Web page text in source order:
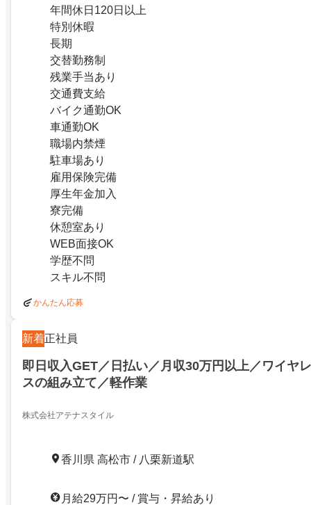
年間休日120日以上
特別休暇
長期
交替勤務制
残業手当あり
交通費支給
バイク通勤OK
車通勤OK
職場内禁煙
駐車場あり
雇用保険完備
厚生年金加入
寮完備
休憩室あり
WEB面接OK
学歴不問
スキル不問
かんたん応募
新着正社員
即日収入GET／日払い／月収30万円以上／ワイヤ
スの組み立て／軽作業
株式会社アテナスタイル
香川県 高松市 / 八栗新道駅
月給29万円〜 / 賞与・昇給あり